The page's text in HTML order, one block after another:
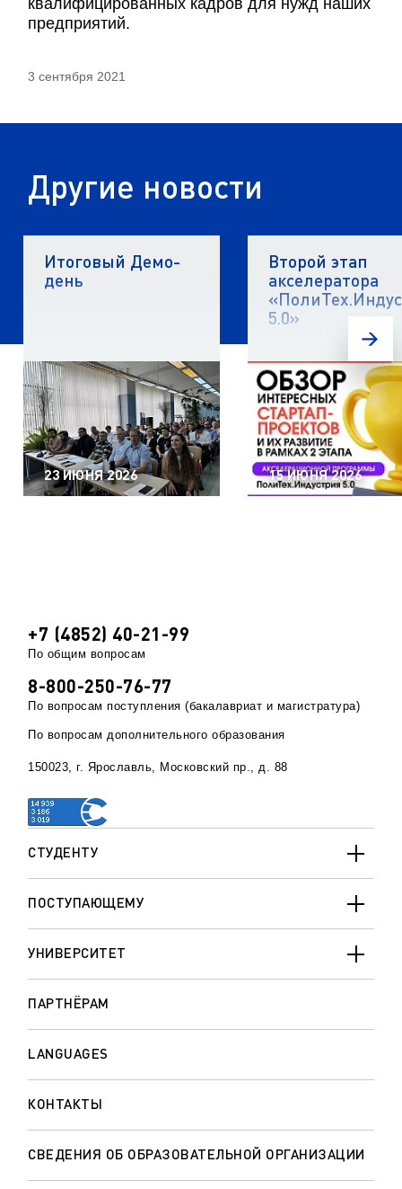
квалифицированных кадров для нужд наших
предприятий.
3 сентября 2021
Другие новости
Итоговый Демо-
день
23 ИЮНЯ 2026
Второй этап
акселератора
5.0»
15 ИЮНЯ 2026
СТУДЕНТУ
ПОСТУПАЮЩЕМУ
УНИВЕРСИТЕТ
ПАРТНЁРАМ
LANGUAGES
КОНТАКТЫ
СВЕДЕНИЯ ОБ ОБРАЗОВАТЕЛЬНОЙ ОРГАНИЗАЦИИ
+7 (4852) 40-21-99
По общим вопросам
8-800-250-76-77
По вопросам поступления (бакалавриат и магистратура)
По вопросам дополнительного образования
150023, г. Ярославль, Московский пр., д. 88